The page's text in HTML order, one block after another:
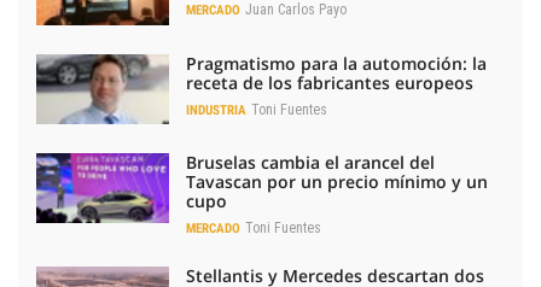
MERCADO Juan Carlos Payo
Pragmatismo para la automoción: la
receta de los fabricantes europeos
INDUSTRIA Toni Fuentes
Bruselas cambia el arancel del
Tavascan por un precio mínimo y un
cupo
MERCADO Toni Fuentes
Stellantis y Mercedes descartan dos